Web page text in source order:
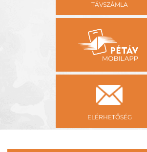
TÁVSZÁMLA
ELÉRHETŐSÉG